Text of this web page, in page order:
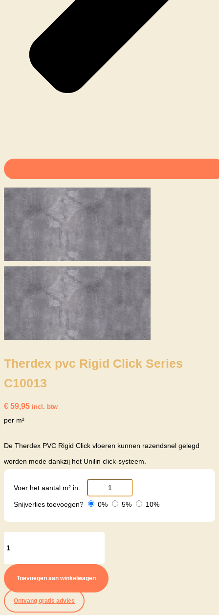
Therdex pvc Rigid Click Series
C10013
€ 59,95 incl. btw
per m²
De Therdex PVC Rigid Click vloeren kunnen razendsnel gelegd
worden mede dankzij het Unilin click-systeem.
Voer het aantal m² in:
Snijverlies toevoegen? 0% 5% 10%
Rigid
Click
Series
Toevoegen aan winkelwagen
Ontvang gratis advies